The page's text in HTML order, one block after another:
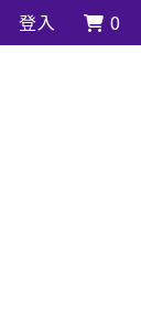
登入 0